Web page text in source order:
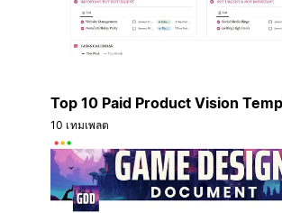
Top 10 Paid Product Vision
10 เทมเพลต